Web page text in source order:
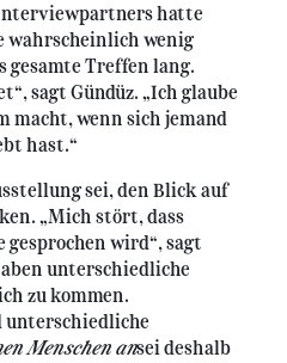
hatte
wahrscheinlich wenig
gesamte Treffen lang.
sagt Gündüz. „Ich glaube
macht, wenn sich jemand
hast.“
sei, den Blick auf
„Mich stört, dass
wird“, sagt
unterschiedliche
zu kommen.
unterschiedliche
Menschen ansei deshalb